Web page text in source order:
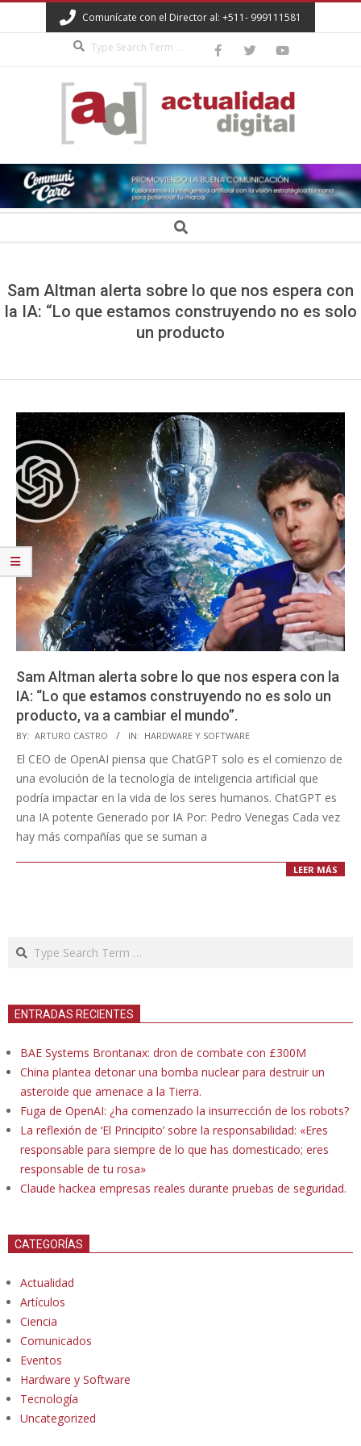
to
Comunícate con el Director al: +511- 999111581
ACTUALIDAD
DIGITAL Search
Sam Altman alerta sobre lo que nos espera con
la IA: “Lo que estamos construyendo no es solo
un producto
Sam Altman alerta sobre lo que nos espera con la
IA: “Lo que estamos construyendo no es solo un
producto, va a cambiar el mundo”.
2025-
03-
BY: ARTURO CASTRO IN: HARDWARE Y SOFTWARE
El CEO de OpenAI piensa que ChatGPT solo es el comienzo de
una evolución de la tecnología de inteligencia artificial que
podría impactar en la vida de los seres humanos. ChatGPT es
una IA potente Generado por IA Por: Pedro Venegas Cada vez
hay más compañías que se suman a
LEER MÁS
Search
ENTRADAS RECIENTES
BAE Systems Brontanax: dron de combate con £300M
China plantea detonar una bomba nuclear para destruir un
asteroide que amenace a la Tierra.
Fuga de OpenAI: ¿ha comenzado la insurrección de los robots?
La reflexión de ‘El Principito’ sobre la responsabilidad: «Eres
responsable para siempre de lo que has domesticado; eres
responsable de tu rosa»
Claude hackea empresas reales durante pruebas de seguridad.
CATEGORÍAS
Actualidad
Artículos
Ciencia
Comunicados
Eventos
Hardware y Software
Tecnología
Uncategorized